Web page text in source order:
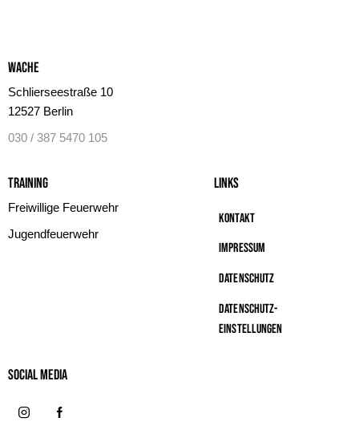
Wache
Schlierseestraße 10
12527 Berlin
030 / 387 5470 105
Training
Freiwillige Feuerwehr
Jugendfeuerwehr
Links
Kontakt
Impressum
Datenschutz
Datenschutz-
Einstellungen
Social MeDIA